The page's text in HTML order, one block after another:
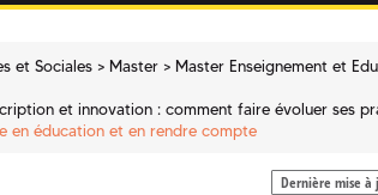
et Sociales Master
Master Enseignement et
et innovation : comment faire évoluer ses
en éducation et en rendre compte
Dernière mise à